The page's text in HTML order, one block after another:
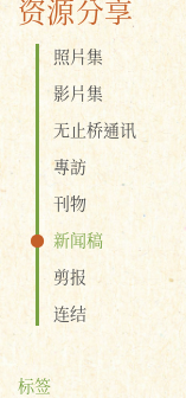
资源分享
照片集
影片集
无止桥通讯
專訪
刊物
新闻稿
剪报
连结
标签